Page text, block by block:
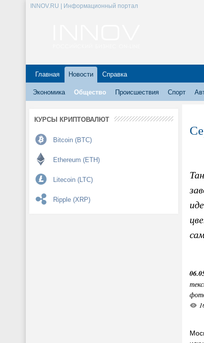
INNOV.RU | Информационный портал
Главная Новости Справка
Экономика Общество Происшествия Спорт
КУРСЫ КРИПТОВАЛЮТ
Bitcoin (BTC)
Ethereum (ETH)
Litecoin (LTC)
Ripple (XRP)